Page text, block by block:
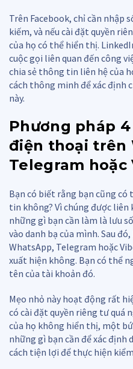
Trên Facebook, chỉ cần nhập
kiếm, và nếu cài đặt quyền
của họ có thể hiển thị.
cuộc gọi liên quan đến công
chia sẻ thông tin liên hệ của
cách thông minh để xác định
này.
Phương pháp
điện thoại trên
Telegram hoặc
Bạn có biết rằng bạn cũng có
tin không? Vì chúng được
những gì bạn cần làm là lưu
vào danh bạ của mình. Sau
WhatsApp, Telegram hoặc
xuất hiện không. Bạn có thể
tên của tài khoản đó.
Mẹo nhỏ này hoạt động rất
có cài đặt quyền riêng tư quá
của họ không hiển thị, một
những gì bạn cần để xác
cách tiện lợi để thực hiện